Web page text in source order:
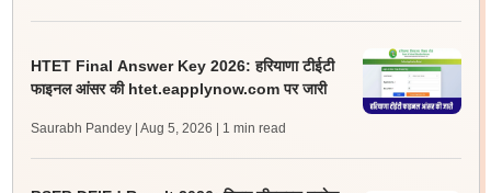
HTET Final Answer Key 2026: हरियाणा टीईटी
फाइनल आंसर की htet.eapplynow.com पर जारी
Saurabh Pandey | Aug 5, 2026 | 1 min read